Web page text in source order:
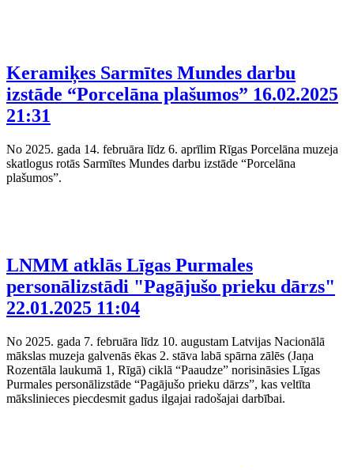
Keramiķes Sarmītes Mundes darbu
izstāde “Porcelāna plašumos” 16.02.2025
21:31
No 2025. gada 14. februāra līdz 6. aprīlim Rīgas Porcelāna muzeja
skatlogus rotās Sarmītes Mundes darbu izstāde “Porcelāna
plašumos”.
LNMM atklās Līgas Purmales
personālizstādi "Pagājušo prieku dārzs"
22.01.2025 11:04
No 2025. gada 7. februāra līdz 10. augustam Latvijas Nacionālā
mākslas muzeja galvenās ēkas 2. stāva labā spārna zālēs (Jaņa
Rozentāla laukumā 1, Rīgā) ciklā “Paaudze” norisināsies Līgas
Purmales personālizstāde “Pagājušo prieku dārzs”, kas veltīta
mākslinieces piecdesmit gadus ilgajai radošajai darbībai.